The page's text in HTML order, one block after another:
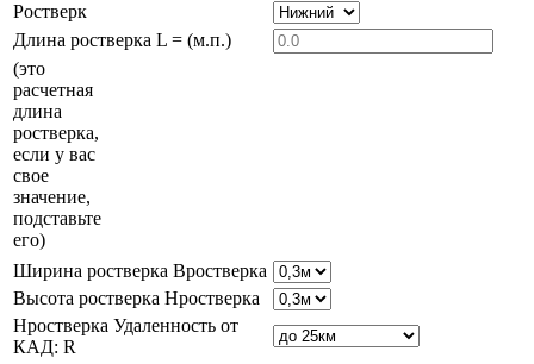
Ростверк
Длина ростверка L = (м.п.)
(это
расчетная
длина
ростверка,
если у вас
свое
значение,
подставьте
его)
Ширина ростверка Bростверка
Высота ростверка Hростверка
Hростверка Удаленность от
КАД: R